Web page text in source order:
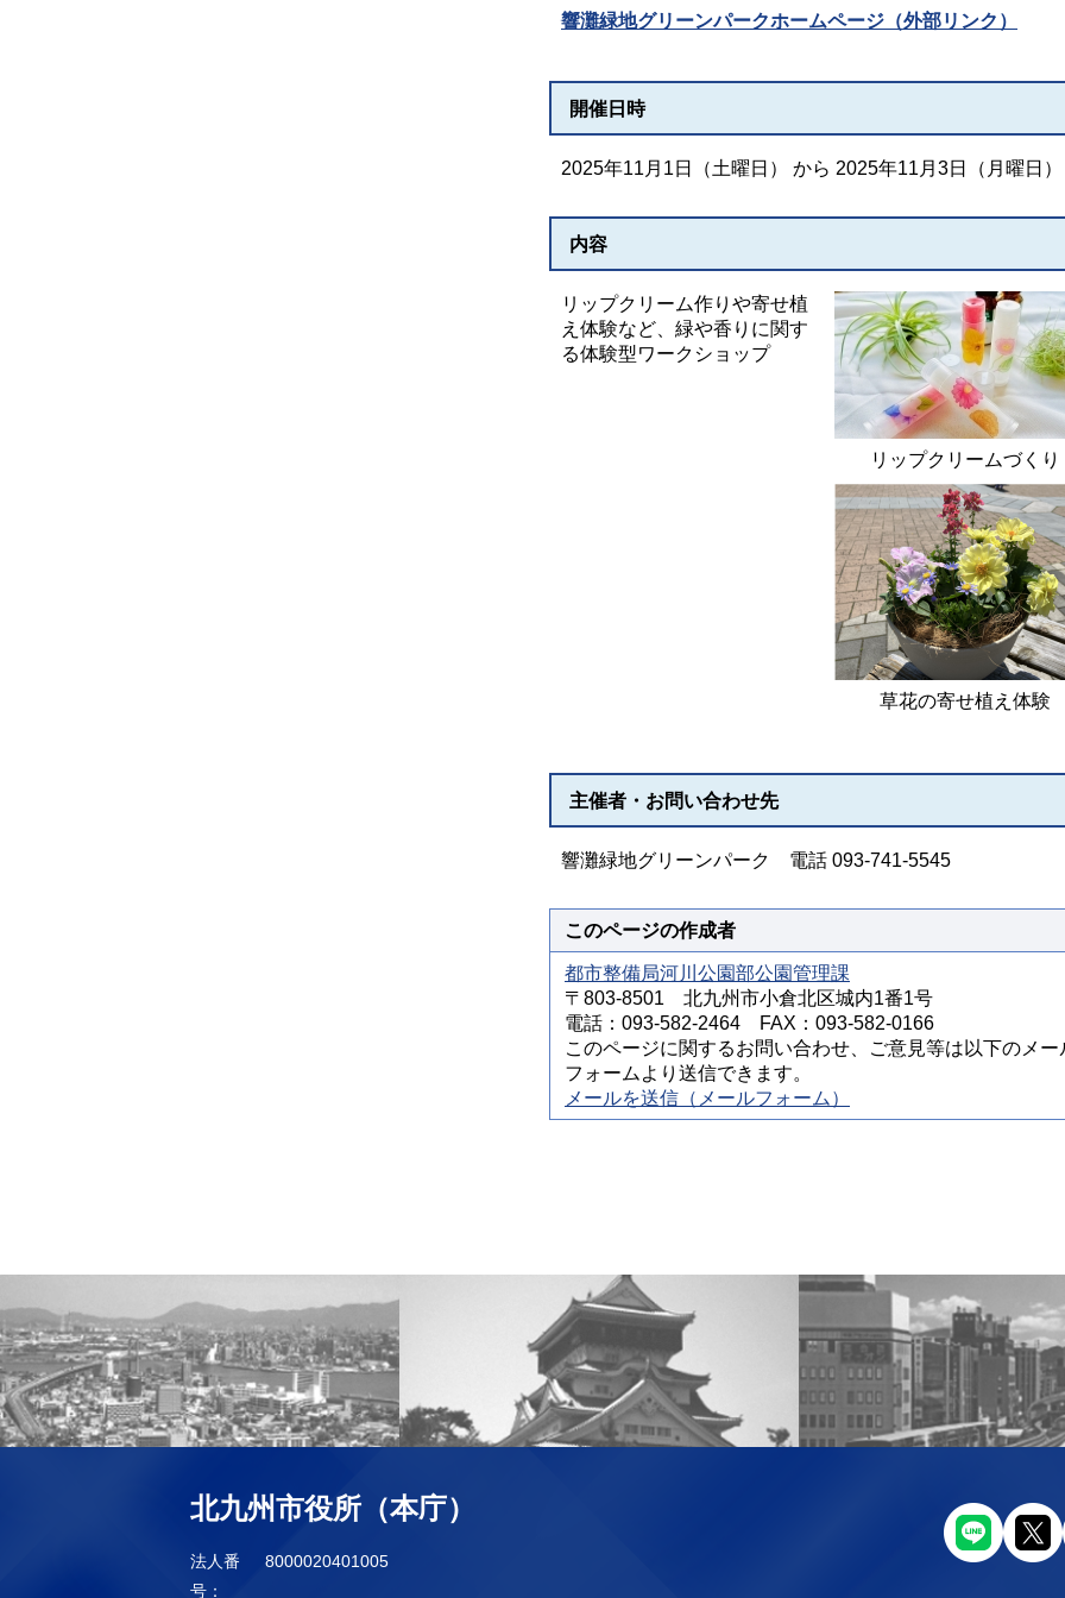
響灘緑地グリーンパークホームページ（外部リンク）
開催日時
2025年11月1日（土曜日） から 2025年11月3日（月曜日）
内容
リップクリームづくり
草花の寄せ植え体験
リップクリーム作りや寄せ植
え体験など、緑や香りに関す
る体験型ワークショップ
主催者・お問い合わせ先
響灘緑地グリーンパーク 電話 093-741-5545
このページの作成者
都市整備局河川公園部公園管理課
〒803-8501 北九州市小倉北区城内1番1号
電話：093-582-2464 FAX：093-582-0166
このページに関するお問い合わせ、ご意見等は以下のメー
フォームより送信できます。
メールを送信（メールフォーム）
北九州市役所（本庁）
法人番
号：
8000020401005